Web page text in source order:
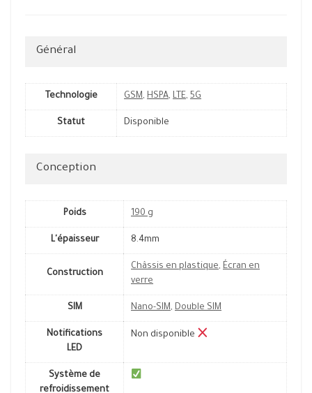
Général
Technologie GSM, HSPA, LTE, 5G
Statut Disponible
Conception
Poids 190 g
L'épaisseur 8.4mm
Construction
Châssis en plastique, Écran en
verre
SIM Nano-SIM, Double SIM
Notifications
LED
Non disponible
Système de
refroidissement